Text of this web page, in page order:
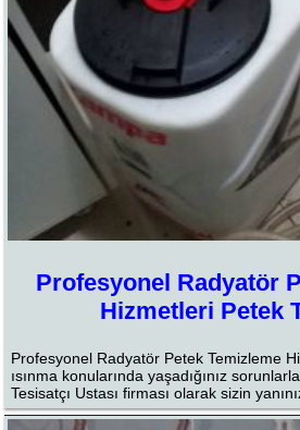
Profesyonel Radyatör
Hizmetleri Petek
Profesyonel Radyatör Petek Temizleme
ısınma konularında yaşadığınız
Tesisatçı Ustası firması olarak sizin